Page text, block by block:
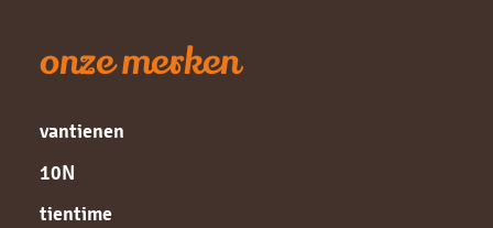
onze merken
vantienen
10N
tientime